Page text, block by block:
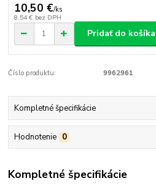
10,50 €/ks
8,54 € bez DPH
Pridať do košíka
Číslo produktu: 9962961
Kompletné špecifikácie
Hodnotenie 0
Kompletné špecifikácie